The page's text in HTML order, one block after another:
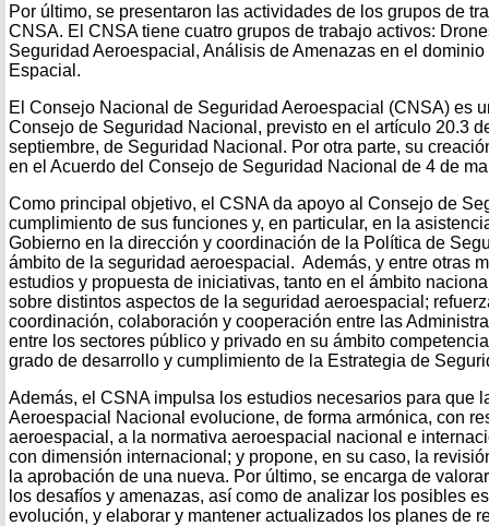
Por último, se presentaron las actividades de los grupos de
CNSA. El CNSA tiene cuatro grupos de trabajo activos:
Seguridad Aeroespacial, Análisis de Amenazas en el
Espacial.
El Consejo Nacional de Seguridad Aeroespacial (CNSA) es
Consejo de Seguridad Nacional, previsto en el artículo 20.3
septiembre, de Seguridad Nacional. Por otra parte, su
en el Acuerdo del Consejo de Seguridad Nacional de 4 de
Como principal objetivo, el CSNA da apoyo al Consejo de
cumplimiento de sus funciones y, en particular, en la
Gobierno en la dirección y coordinación de la Política de
ámbito de la seguridad aeroespacial. Además, y entre otras
estudios y propuesta de iniciativas, tanto en el ámbito
sobre distintos aspectos de la seguridad aeroespacial;
coordinación, colaboración y cooperación entre las
entre los sectores público y privado en su ámbito
grado de desarrollo y cumplimiento de la Estrategia de
Además, el CSNA impulsa los estudios necesarios para que
Aeroespacial Nacional evolucione, de forma armónica, con
aeroespacial, a la normativa aeroespacial nacional e
con dimensión internacional; y propone, en su caso, la
la aprobación de una nueva. Por último, se encarga de
los desafíos y amenazas, así como de analizar los posibles
evolución, y elaborar y mantener actualizados los planes de